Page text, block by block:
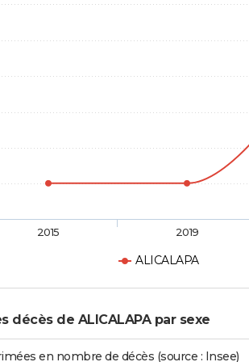
ALICALAPA
2015 2019
décès de ALICALAPA par sexe
en nombre de décès (source : Insee)